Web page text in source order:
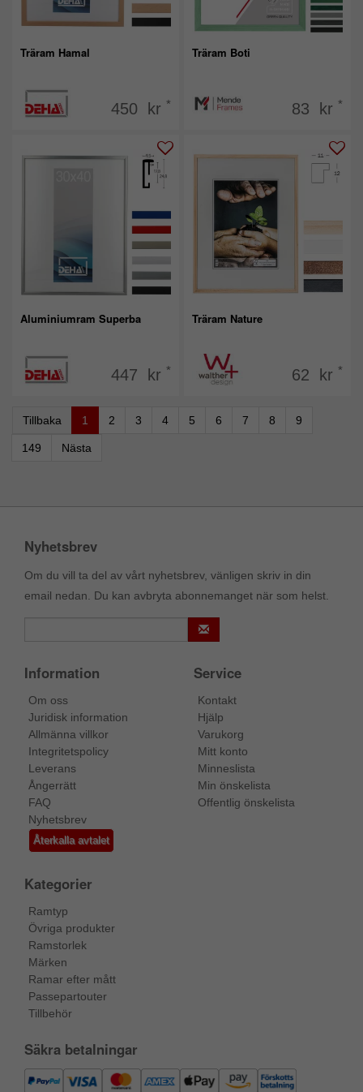
Träram Hamal
450 kr *
Träram Boti
83 kr *
Aluminiumram Superba
447 kr *
Träram Nature
62 kr *
Tillbaka 1 2 3 4 5 6 7 8 9
149 Nästa
Nyhetsbrev
Om du vill ta del av vårt nyhetsbrev, vänligen skriv in din
email nedan. Du kan avbryta abonnemanget när som helst.
Information
Om oss
Juridisk information
Allmänna villkor
Integritetspolicy
Leverans
Ångerrätt
FAQ
Nyhetsbrev
Återkalla avtalet
Service
Kontakt
Hjälp
Varukorg
Mitt konto
Minneslista
Min önskelista
Offentlig önskelista
Kategorier
Ramtyp
Övriga produkter
Ramstorlek
Märken
Ramar efter mått
Passepartouter
Tillbehör
Säkra betalningar